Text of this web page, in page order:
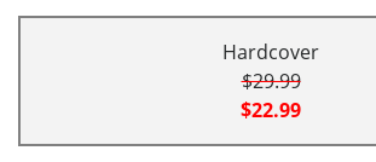
Hardcover
$29.99
$22.99